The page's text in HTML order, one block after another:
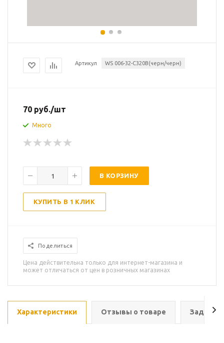
Артикул WS 006-32-C320B(черн/черн)
70 руб./шт
Много
В КОРЗИНУ
КУПИТЬ В 1 КЛИК
Поделиться
Цена действительна только для интернет-магазина и
может отличаться от цен в розничных магазинах
Характеристики Отзывы о товаре Задать